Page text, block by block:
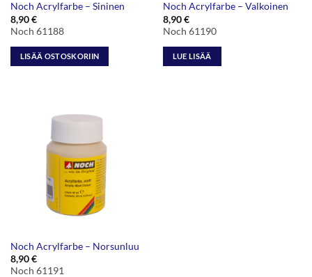
Noch Acrylfarbe – Sininen
8,90€
Noch 61188
LISÄÄ OSTOSKORIIN
Noch Acrylfarbe – Valkoinen
8,90€
Noch 61190
LUE LISÄÄ
Noch Acrylfarbe – Norsunluu
8,90€
Noch 61191